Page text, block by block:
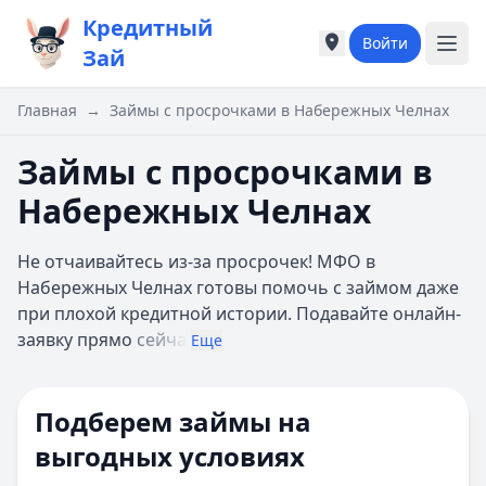
Кредитный
Зай
Города России
Москва
Казань
А
Б
Барнаул
Белгород
Города России
Москва
Казань
А
Б
Барнаул
Белгород
Войти
Главная → Займы с просрочками в Набережных Челнах
Займы с просрочками в
Набережных Челнах
Не отчаивайтесь из-за просрочек! МФО в
Набережных Челнах готовы помочь с займом даже
при плохой кредитной истории. Подавайте онлайн-
заявку прямо сейча Еще
Подберем займы на
выгодных условиях